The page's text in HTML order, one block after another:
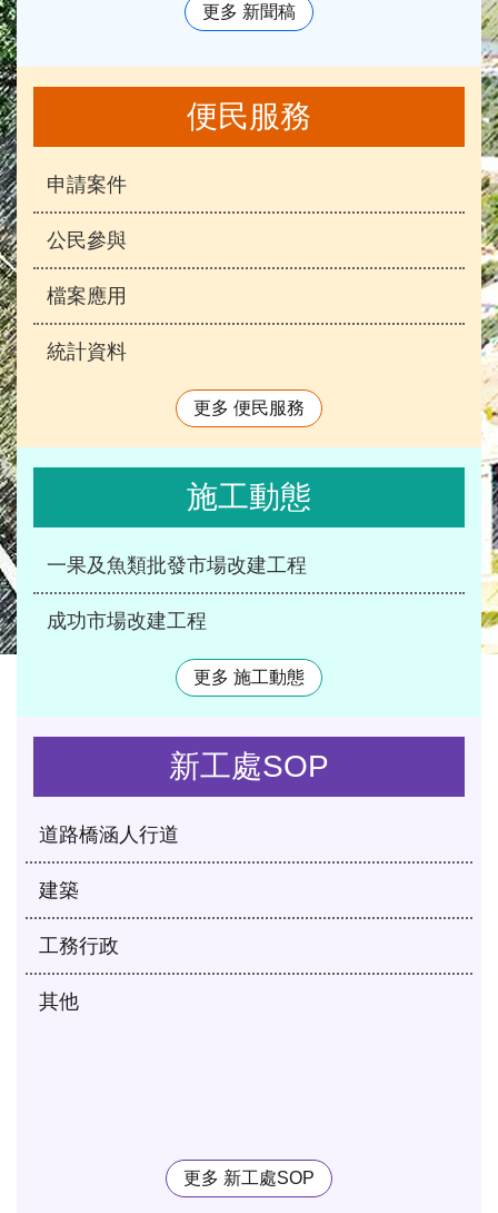
更多 新聞稿
便民服務
申請案件
公民參與
檔案應用
統計資料
更多 便民服務
施工動態
一果及魚類批發市場改建工程
成功市場改建工程
更多 施工動態
新工處SOP
道路橋涵人行道
建築
工務行政
其他
更多 新工處SOP